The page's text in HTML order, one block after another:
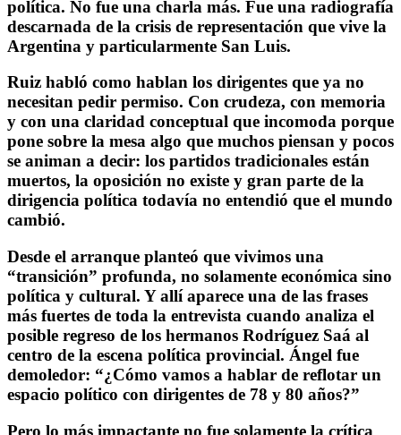
política. No fue una charla más. Fue una radiografía
descarnada de la crisis de representación que vive la
Argentina y particularmente San Luis.
Ruiz habló como hablan los dirigentes que ya no
necesitan pedir permiso. Con crudeza, con memoria
y con una claridad conceptual que incomoda porque
pone sobre la mesa algo que muchos piensan y pocos
se animan a decir: los partidos tradicionales están
muertos, la oposición no existe y gran parte de la
dirigencia política todavía no entendió que el mundo
cambió.
Desde el arranque planteó que vivimos una
“transición” profunda, no solamente económica sino
política y cultural. Y allí aparece una de las frases
más fuertes de toda la entrevista cuando analiza el
posible regreso de los hermanos Rodríguez Saá al
centro de la escena política provincial. Ángel fue
demoledor: “¿Cómo vamos a hablar de reflotar un
espacio político con dirigentes de 78 y 80 años?”
Pero lo más impactante no fue solamente la crítica